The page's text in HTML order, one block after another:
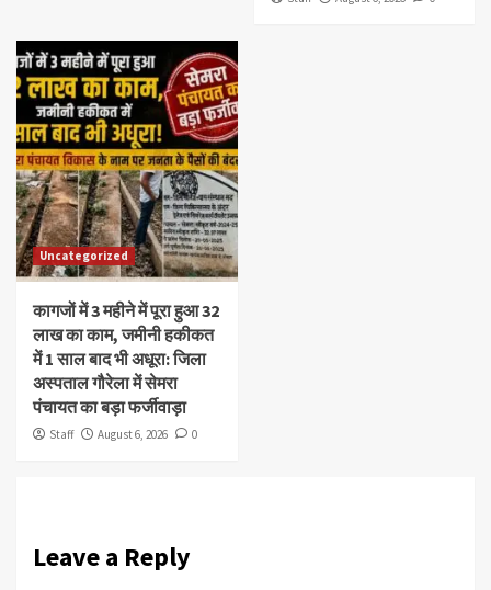
Uncategorized
कागजों में 3 महीने में पूरा हुआ 32
लाख का काम, जमीनी हकीकत
में 1 साल बाद भी अधूरा: जिला
अस्पताल गौरेला में सेमरा
पंचायत का बड़ा फर्जीवाड़ा
Staff August 6, 2026 0
Leave a Reply